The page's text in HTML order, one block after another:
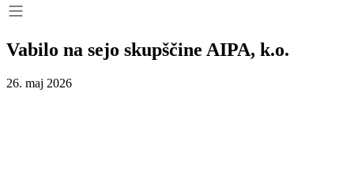
Vabilo na sejo skupščine AIPA, k.o.
26. maj 2026